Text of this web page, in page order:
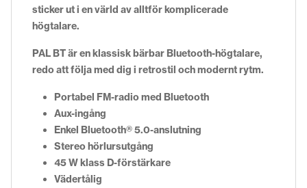
sticker ut i en värld av alltför komplicerade
högtalare.
PAL BT är en klassisk bärbar Bluetooth-högtalare,
redo att följa med dig i retrostil och modernt rytm.
Portabel FM-radio med Bluetooth
Aux-ingång
Enkel Bluetooth® 5.0-anslutning
Stereo hörlursutgång
45 W klass D-förstärkare
Vädertålig